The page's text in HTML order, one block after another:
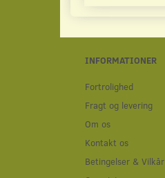
INFORMATIONER
Fortrolighed
Fragt og levering
Om os
Kontakt os
Betingelser & Vilkår